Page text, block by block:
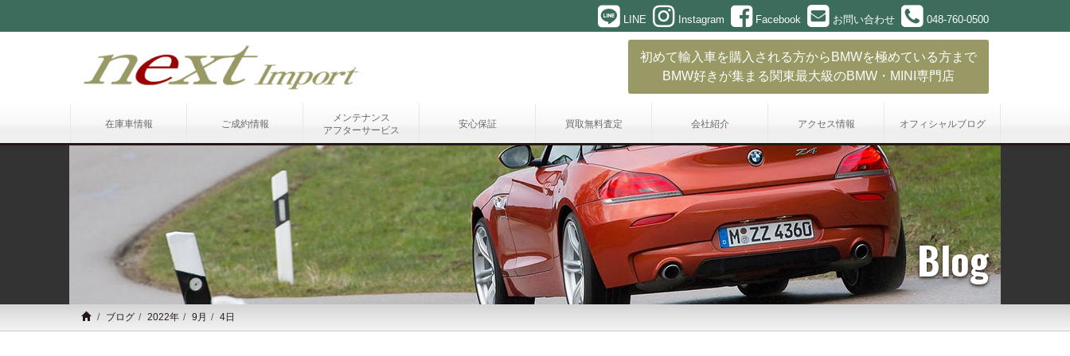
LINE Instagram Facebook お問い合わせ 048-760-0500
初めて輸入車を購入される方からBMWを極めている方まで
BMW好きが集まる関東最大級のBMW・MINI専門店
在庫車情報 ご成約情報
メンテナンス
アフターサービス
安心保証 買取無料査定 会社紹介 アクセス情報 オフィシャルブログ
Blog
ブログ 2022年 9月 4日